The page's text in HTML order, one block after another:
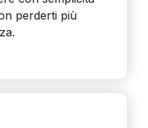
perderti più